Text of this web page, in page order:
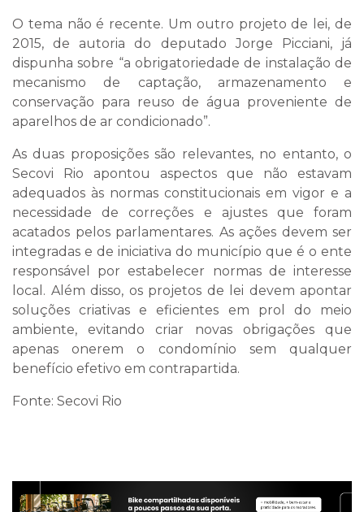
O tema não é recente. Um outro projeto de lei, de
2015, de autoria do deputado Jorge Picciani, já
dispunha sobre “a obrigatoriedade de instalação de
mecanismo de captação, armazenamento e
conservação para reuso de água proveniente de
aparelhos de ar condicionado”.
As duas proposições são relevantes, no entanto, o
Secovi Rio apontou aspectos que não estavam
adequados às normas constitucionais em vigor e a
necessidade de correções e ajustes que foram
acatados pelos parlamentares. As ações devem ser
integradas e de iniciativa do município que é o ente
responsável por estabelecer normas de interesse
local. Além disso, os projetos de lei devem apontar
soluções criativas e eficientes em prol do meio
ambiente, evitando criar novas obrigações que
apenas onerem o condomínio sem qualquer
benefício efetivo em contrapartida.
Fonte: Secovi Rio